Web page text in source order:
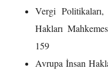
Vergi
Hakları
159
Avrupa İnsan